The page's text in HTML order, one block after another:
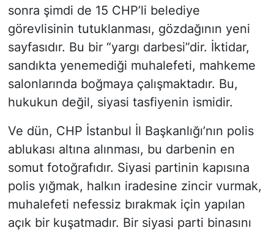
sonra şimdi de 15 CHP’li belediye
görevlisinin tutuklanması, gözdağının yeni
sayfasıdır. Bu bir “yargı darbesi”dir. İktidar,
sandıkta yenemediği muhalefeti, mahkeme
salonlarında boğmaya çalışmaktadır. Bu,
hukukun değil, siyasi tasfiyenin ismidir.
Ve dün, CHP İstanbul İl Başkanlığı’nın polis
ablukası altına alınması, bu darbenin en
somut fotoğrafıdır. Siyasi partinin kapısına
polis yığmak, halkın iradesine zincir vurmak,
muhalefeti nefessiz bırakmak için yapılan
açık bir kuşatmadır. Bir siyasi parti binasını